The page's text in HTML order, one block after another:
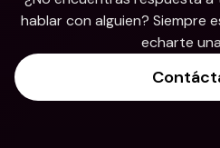
hablar con alguien? Siempre
echarte